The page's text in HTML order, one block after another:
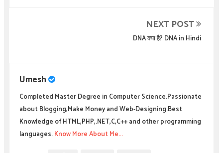
NEXT POST
DNA क्या है? DNA in Hindi
Umesh
Completed Master Degree in Computer Science.Passionate
about Blogging,Make Money and Web-Designing.Best
Knowledge of HTML,PHP,.NET,C,C++ and other programming
languages.Know More About Me...